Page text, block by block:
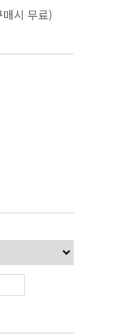
시 무료)